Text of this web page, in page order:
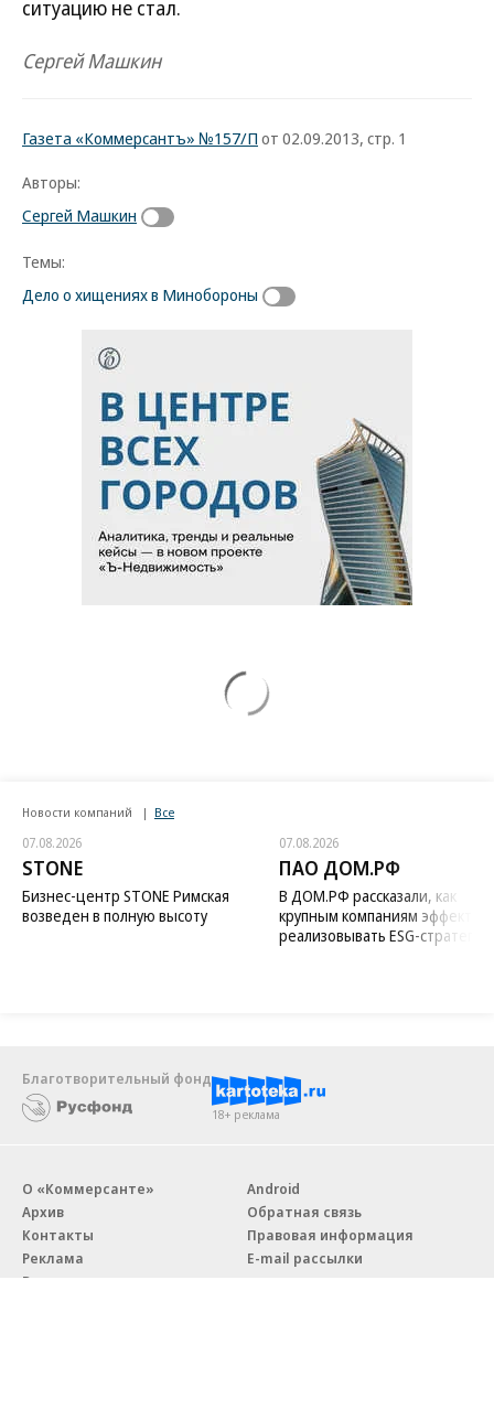
ситуацию не стал.
Сергей Машкин
Газета «Коммерсантъ» №157/П от 02.09.2013, стр. 1
Авторы:
Сергей Машкин
Темы:
Дело о хищениях в Минобороны
Новости компаний Все
07.08.2026
STONE
Бизнес-центр STONE Римская
возведен в полную высоту
07.08.2026
ПАО ДОМ.РФ
В ДОМ.РФ рассказали, как
крупным компаниям
реализовывать ESG-стратегию
Благотворительный фонд
18+ реклама
О «Коммерсанте»
Архив
Контакты
Реклама
Вакансии
Android
Обратная связь
Правовая информация
E-mail рассылки